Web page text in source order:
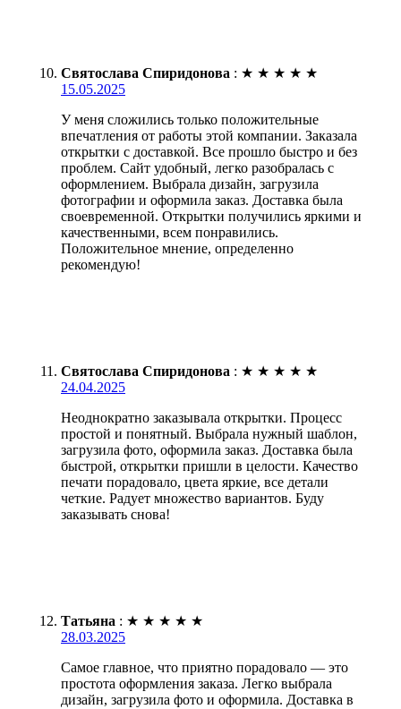
Святослава Спиридонова : ★ ★ ★ ★ ★
15.05.2025
У меня сложились только положительные
впечатления от работы этой компании. Заказала
открытки с доставкой. Все прошло быстро и без
проблем. Сайт удобный, легко разобралась с
оформлением. Выбрала дизайн, загрузила
фотографии и оформила заказ. Доставка была
своевременной. Открытки получились яркими и
качественными, всем понравились.
Положительное мнение, определенно
рекомендую!
Святослава Спиридонова : ★ ★ ★ ★ ★
24.04.2025
Неоднократно заказывала открытки. Процесс
простой и понятный. Выбрала нужный шаблон,
загрузила фото, оформила заказ. Доставка была
быстрой, открытки пришли в целости. Качество
печати порадовало, цвета яркие, все детали
четкие. Радует множество вариантов. Буду
заказывать снова!
Татьяна : ★ ★ ★ ★ ★
28.03.2025
Самое главное, что приятно порадовало — это
простота оформления заказа. Легко выбрала
дизайн, загрузила фото и оформила. Доставка в